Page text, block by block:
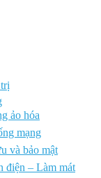
ảo hóa
mạng
và bảo mật
điện – Làm mát